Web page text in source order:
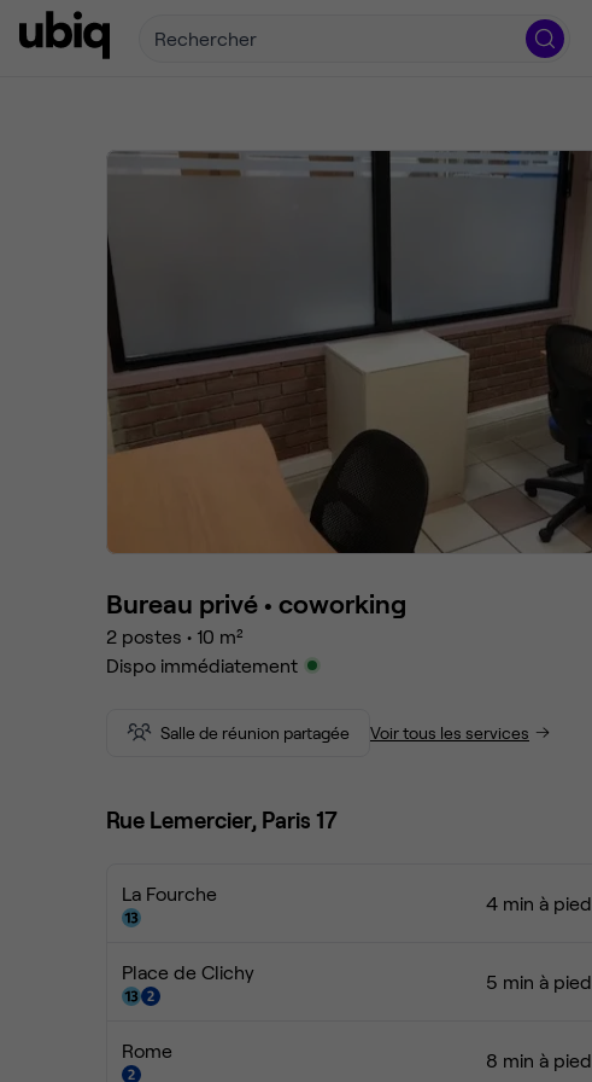
Rechercher
Bureau privé • coworking
2 postes • 10 m²
Dispo immédiatement
Salle de réunion partagée Voir tous les services
Rue Lemercier, Paris 17
La Fourche 4 min à pied
Place de Clichy 5 min à pied
Rome 8 min à pied